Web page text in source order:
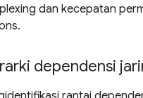
dan kecepatan
dependensi